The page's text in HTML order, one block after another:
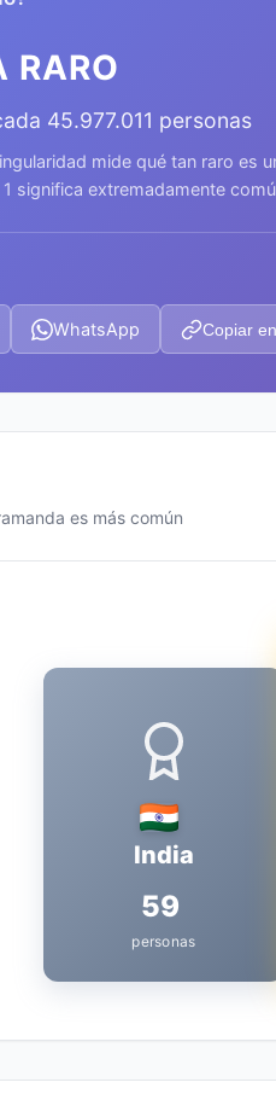
RARO
45.977.011 personas
mide qué tan raro es
significa extremadamente
WhatsApp Copiar
es más común
India
59
personas